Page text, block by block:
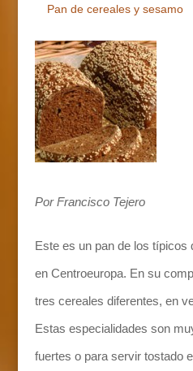
Pan de cereales y sesamo
Por Francisco Tejero
Este es un pan de los típicos
en Centroeuropa. En su
tres cereales diferentes, en
Estas especialidades son
fuertes o para servir tostado